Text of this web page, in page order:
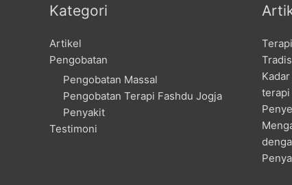
Kategori
Artikel
Pengobatan
Pengobatan Massal
Pengobatan Terapi Fashdu Jogja
Penyakit
Testimoni
terapi